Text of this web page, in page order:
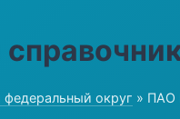
округ » ПАО